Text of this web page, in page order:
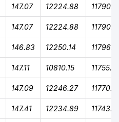
147.07 12224.88
147.07 12224.88
146.83 12250.14
147.11 10810.15
147.09 12246.27
147.41 12234.89 11743.18